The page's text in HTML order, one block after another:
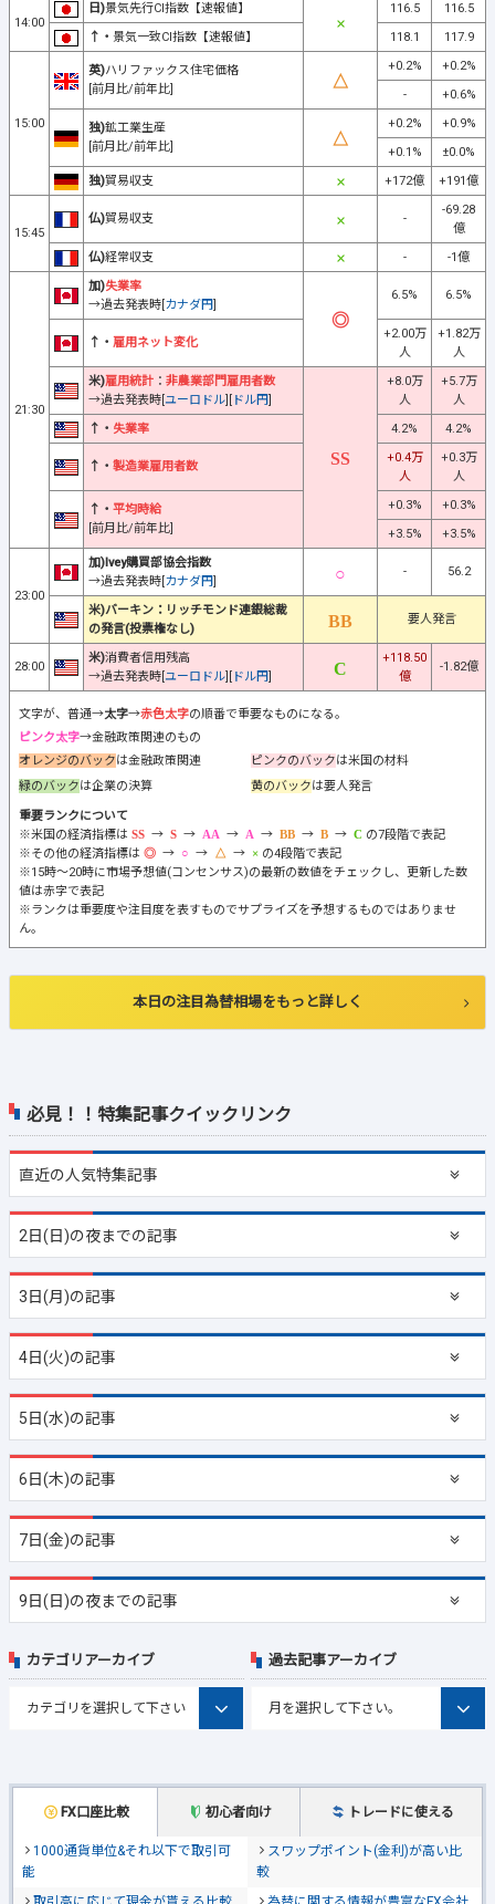
必見！！特集記事クイックリンク
直近の人気特集記事
2日(日)の夜までの記事
3日(月)の記事
4日(火)の記事
5日(水)の記事
6日(木)の記事
7日(金)の記事
9日(日)の夜までの記事
14:00
日)景気先行CI指数【速報値】 116.5
116.5
↑・ 景気一致CI指数【速報値】 118.1 117.9
15:00
英)ハリファックス住宅価格
[前月比/前年比]
+0.2%
+0.2%
-
+0.6%
独)鉱工業生産
[前月比/前年比]
+0.2%
+0.9%
+0.1%
±0.0%
独)貿易収支 +172億 +191億
15:45
仏)貿易収支 -
-69.28
億
仏)経常収支 - -1億
21:30
加)失業率
→過去発表時[ カナダ円
6.5% 6.5%
↑・ 雇用ネット変化
+2.00万
人
+1.82万
人
米)雇用統計 ： 非農業部門雇用者数
→過去発表時[ ユーロドル ドル円
+8.0万
人
+5.7万
人
↑・ 失業率 4.2% 4.2%
↑・ 製造業雇用者数
+0.4万
人
+0.3万
人
↑・ 平均時給
[前月比/前年比]
+0.3%
+0.3%
+3.5%
+3.5%
23:00
加)Ivey購買部協会指数
→過去発表時[ カナダ円
- 56.2
米)バーキン：リッチモンド連銀総裁
の発言(投票権なし)
要人発言
28:00
米)消費者信用残高
→過去発表時[ ユーロドル ドル円
+118.50
億
-1.82億
文字が、普通→太字→赤色太字の順番で重要なものになる。
ピンク太字→金融政策関連のもの
オレンジのバックは金融政策関連 ピンクのバックは米国の材料
緑のバックは企業の決算 黄のバックは要人発言
重要ランクについて
※米国の経済指標は
→ → → → → →
の7段階で表記
※その他の経済指標は
→ → →
の4段階で表記
※15時～20時に市場予想値(コンセンサス)の最新の数値をチェックし、更新した数
値は赤字で表記
※ランクは重要度や注目度を表すものでサプライズを予想するものではありませ
ん。
本日の注目為替相場をもっと詳しく
FX口座比較 初心者向け トレードに使える
1000通貨単位&それ以下で取引可
能
スワップポイント(金利)が高い比
較
カテゴリアーカイブ 過去記事アーカイブ